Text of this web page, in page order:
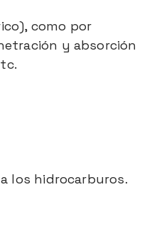
como por
y absorción
los hidrocarburos.